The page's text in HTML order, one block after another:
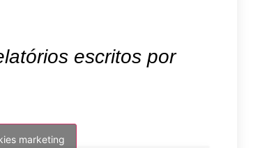
escritos por
marketing